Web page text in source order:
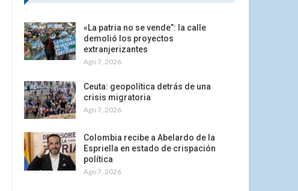
«La patria no se vende”: la calle
demolió los proyectos
extranjerizantes
Ago 7, 2026
Ceuta: geopolítica detrás de una
crisis migratoria
Ago 7, 2026
Colombia recibe a Abelardo de la
Espriella en estado de crispación
política
Ago 7, 2026